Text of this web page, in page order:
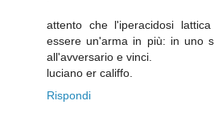
attento che l'iperacidosi
essere un'arma in più: in uno
all'avversario e vinci.
luciano er califfo.
Rispondi